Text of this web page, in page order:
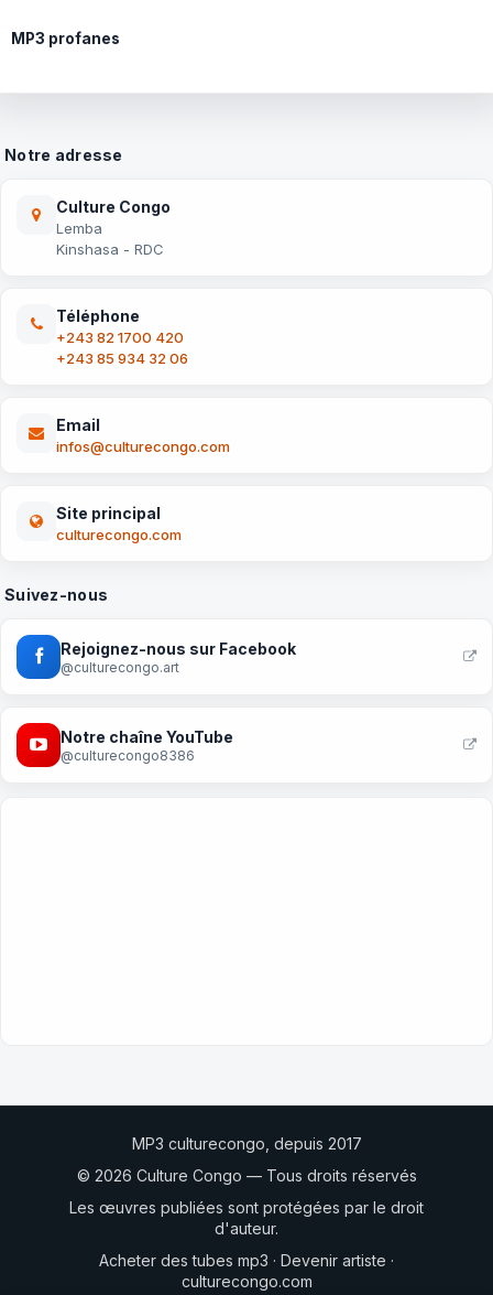
MP3 profanes
Notre adresse
Culture Congo
Lemba
Kinshasa - RDC
Téléphone
+243 82 1700 420
+243 85 934 32 06
Email
infos@culturecongo.com
Site principal
culturecongo.com
Suivez-nous
Rejoignez-nous sur Facebook
@culturecongo.art
Notre chaîne YouTube
@culturecongo8386
MP3 culturecongo, depuis 2017
© 2026 Culture Congo — Tous droits réservés
Les œuvres publiées sont protégées par le droit
d'auteur.
Acheter des tubes mp3 · Devenir artiste ·
culturecongo.com